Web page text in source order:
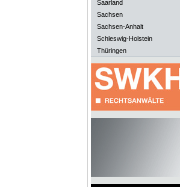
Saarland
Sachsen
Sachsen-Anhalt
Schleswig-Holstein
Thüringen